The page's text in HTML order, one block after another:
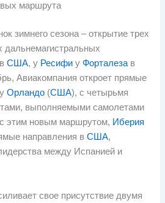
маршрута
зимнего сезона – открытие трех
вСША, у РесифиуФорталеза в
Авиакомпания откроет прямые
уОрландо (США), с четырьмя
выполняемыми самолетами
этим новым маршрутом, Иберия
направления вСША,
между Испанией и
свое присутствие двумя